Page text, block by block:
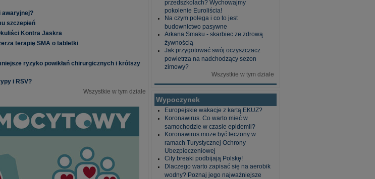
awaryjnej?
szczepień
Kontra Jaskra
terapię SMA o tabletki
ryzyko powikłań chirurgicznych i krótszy
i RSV?
Wszystkie w tym dziale
przedszkolach? Wychowajmy
pokolenie Euroliścia!
Na czym polega i co to jest
budownictwo pasywne
Arkana Smaku - skarbiec ze zdrową
żywnością
Jak przygotować swój oczyszczacz
powietrza na nadchodzący sezon
zimowy?
Wszystkie w tym dziale
Wypoczynek
Europejskie wakacje z kartą EKUZ?
Koronawirus. Co warto mieć w
samochodzie w czasie epidemii?
Koronawirus może być leczony w
ramach Turystycznej Ochrony
Ubezpieczeniowej
City breaki podbijają Polskę!
Dlaczego warto zapisać się na aerobik
wodny? Poznaj jego najważniejsze